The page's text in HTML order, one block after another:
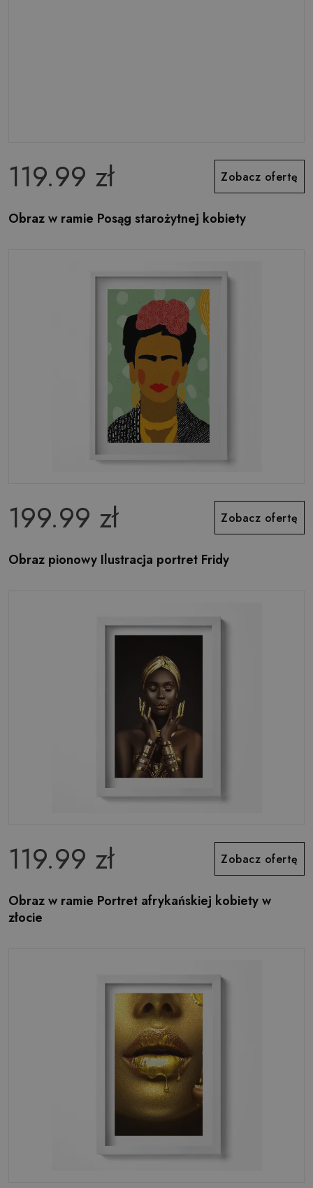
119.99 zł Zobacz ofertę
Obraz w ramie Posąg starożytnej kobiety
199.99 zł Zobacz ofertę
Obraz pionowy Ilustracja portret Fridy
119.99 zł Zobacz ofertę
Obraz w ramie Portret afrykańskiej kobiety w
złocie